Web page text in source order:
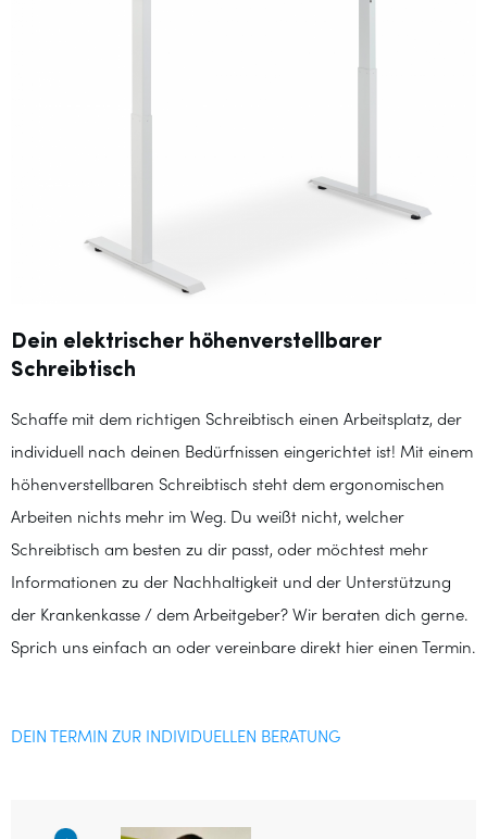
Dein elektrischer höhenverstellbarer
Schreibtisch
Schaffe mit dem richtigen Schreibtisch einen Arbeitsplatz, der
individuell nach deinen Bedürfnissen eingerichtet ist! Mit einem
höhenverstellbaren Schreibtisch steht dem ergonomischen
Arbeiten nichts mehr im Weg. Du weißt nicht, welcher
Schreibtisch am besten zu dir passt, oder möchtest mehr
Informationen zu der Nachhaltigkeit und der Unterstützung
der Krankenkasse / dem Arbeitgeber? Wir beraten dich gerne.
Sprich uns einfach an oder vereinbare direkt hier einen Termin.
DEIN TERMIN ZUR INDIVIDUELLEN BERATUNG